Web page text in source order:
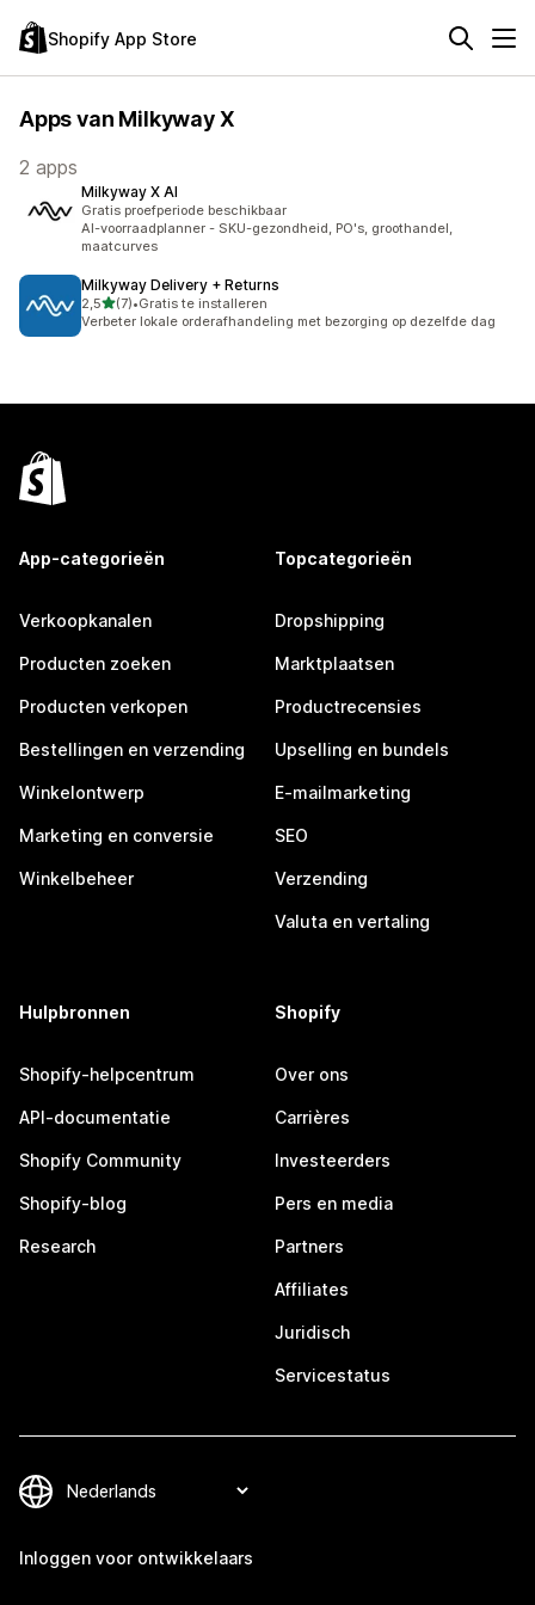
Shopify App Store
Apps van Milkyway X
2 apps
Milkyway X AI
Gratis proefperiode beschikbaar
AI-voorraadplanner - SKU-gezondheid, PO's, groothandel,
maatcurves
Milkyway Delivery + Returns
2,5van 5 sterren
(7)
7 recensies in totaal
•Gratis te installeren
Verbeter lokale orderafhandeling met bezorging op dezelfde dag
App-categorieën
Verkoopkanalen
Producten zoeken
Producten verkopen
Bestellingen en verzending
Winkelontwerp
Marketing en conversie
Winkelbeheer
Topcategorieën
Dropshipping
Marktplaatsen
Productrecensies
Upselling en bundels
E-mailmarketing
SEO
Verzending
Valuta en vertaling
Hulpbronnen
Shopify-helpcentrum
API-documentatie
Shopify Community
Shopify-blog
Research
Shopify
Over ons
Carrières
Investeerders
Pers en media
Partners
Affiliates
Juridisch
Servicestatus
Inloggen voor ontwikkelaars